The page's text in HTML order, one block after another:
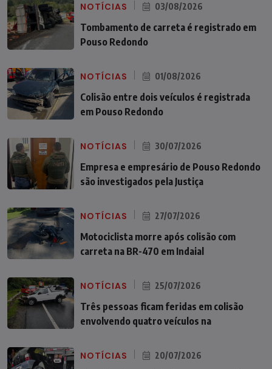
NOTÍCIAS 03/08/2026
Tombamento de carreta é registrado em
Pouso Redondo
NOTÍCIAS 01/08/2026
Colisão entre dois veículos é registrada
em Pouso Redondo
NOTÍCIAS 30/07/2026
Empresa e empresário de Pouso Redondo
são investigados pela Justiça
NOTÍCIAS 27/07/2026
Motociclista morre após colisão com
carreta na BR-470 em Indaial
NOTÍCIAS 25/07/2026
Três pessoas ficam feridas em colisão
envolvendo quatro veículos na
NOTÍCIAS 20/07/2026